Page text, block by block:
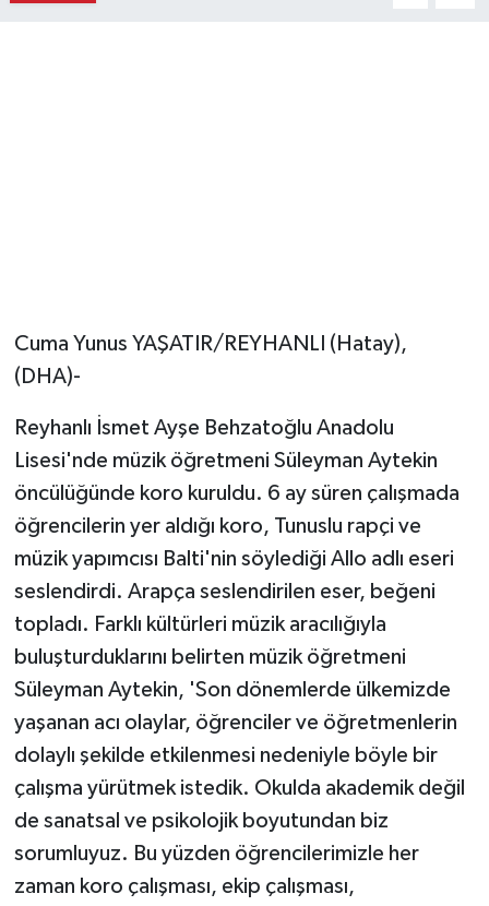
Cuma Yunus YAŞATIR/REYHANLI (Hatay),
(DHA)-
Reyhanlı İsmet Ayşe Behzatoğlu Anadolu
Lisesi'nde müzik öğretmeni Süleyman Aytekin
öncülüğünde koro kuruldu. 6 ay süren çalışmada
öğrencilerin yer aldığı koro, Tunuslu rapçi ve
müzik yapımcısı Balti'nin söylediği Allo adlı eseri
seslendirdi. Arapça seslendirilen eser, beğeni
topladı. Farklı kültürleri müzik aracılığıyla
buluşturduklarını belirten müzik öğretmeni
Süleyman Aytekin, 'Son dönemlerde ülkemizde
yaşanan acı olaylar, öğrenciler ve öğretmenlerin
dolaylı şekilde etkilenmesi nedeniyle böyle bir
çalışma yürütmek istedik. Okulda akademik değil
de sanatsal ve psikolojik boyutundan biz
sorumluyuz. Bu yüzden öğrencilerimizle her
zaman koro çalışması, ekip çalışması,
Seri İlan
Siyaset
Sokak Hayvanlarını Sahiplendirme
Sonsöz Özel
Vasıta
Yaşam